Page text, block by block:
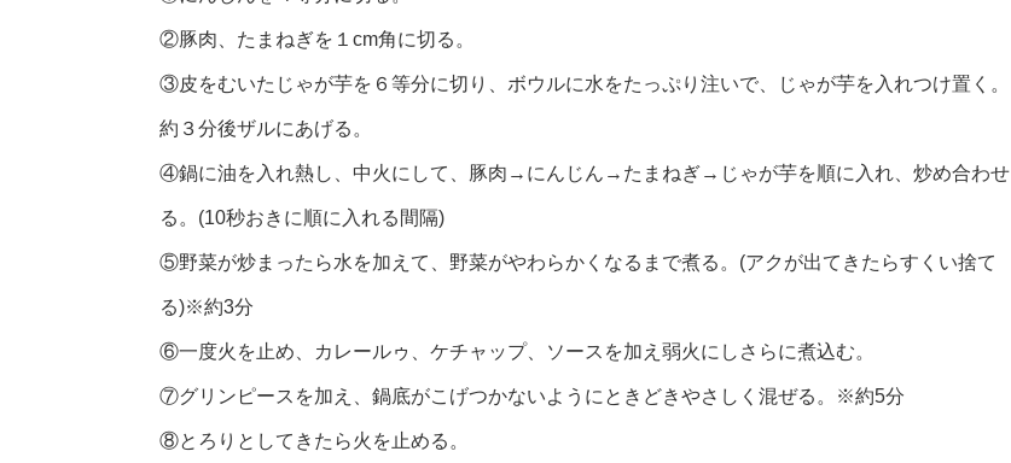
②豚肉、たまねぎを１cm角に切る。
③皮をむいたじゃが芋を６等分に切り、ボウルに水をたっぷり注いで、じゃが芋を入れつけ置く。
約３分後ザルにあげる。
④鍋に油を入れ熱し、中火にして、豚肉→にんじん→たまねぎ→じゃが芋を順に入れ、炒め合わせ
る。(10秒おきに順に入れる間隔)
⑤野菜が炒まったら水を加えて、野菜がやわらかくなるまで煮る。(アクが出てきたらすくい捨て
る)※約3分
⑥一度火を止め、カレールゥ、ケチャップ、ソースを加え弱火にしさらに煮込む。
⑦グリンピースを加え、鍋底がこげつかないようにときどきやさしく混ぜる。※約5分
⑧とろりとしてきたら火を止める。